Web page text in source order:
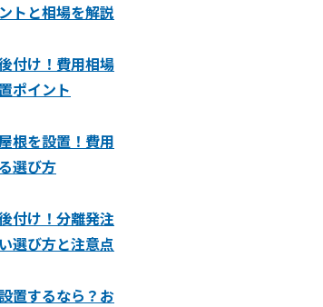
トと相場を解説
付け！費用相場
ポイント
根を設置！費用
選び方
付け！分離発注
選び方と注意点
置するなら？お